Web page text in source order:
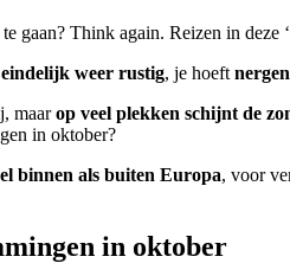
gaan? Think again. Reizen in deze
eindelijk weer rustig, je hoeft
maarop veel plekken schijnt de
in oktober?
binnen als buiten Europa, voor
in oktober